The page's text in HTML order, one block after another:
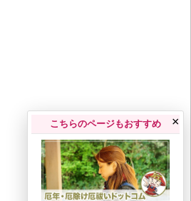
こちらのページもおすすめ ×